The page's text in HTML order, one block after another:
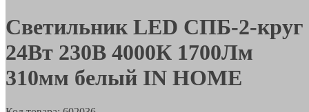
Светильник LED СПБ-2-круг
24Вт 230В 4000К 1700Лм
310мм белый IN HOME